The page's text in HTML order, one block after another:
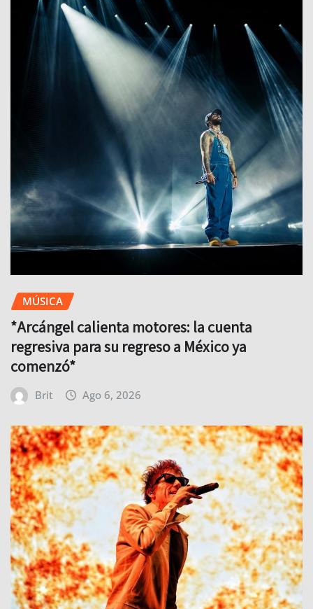
MÚSICA
*Arcángel calienta motores: la cuenta
regresiva para su regreso a México ya
comenzó*
Brit Ago 6, 2026